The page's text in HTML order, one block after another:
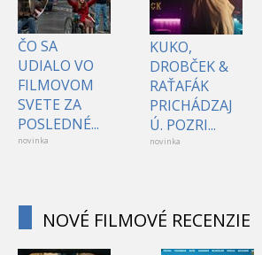
ČO SA
UDIALO VO
FILMOVOM
SVETE ZA
POSLEDNÉ...
novinka
KUKO,
DROBČEK &
RAŤAFÁK
PRICHÁDZAJ
Ú. POZRI...
novinka
NOVÉ FILMOVÉ RECENZIE